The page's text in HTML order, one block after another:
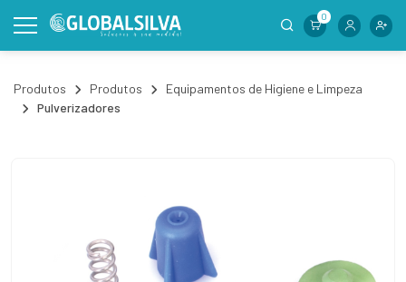
0
Produtos Produtos
Equipamentos de Higiene e Limpeza
Pulverizadores